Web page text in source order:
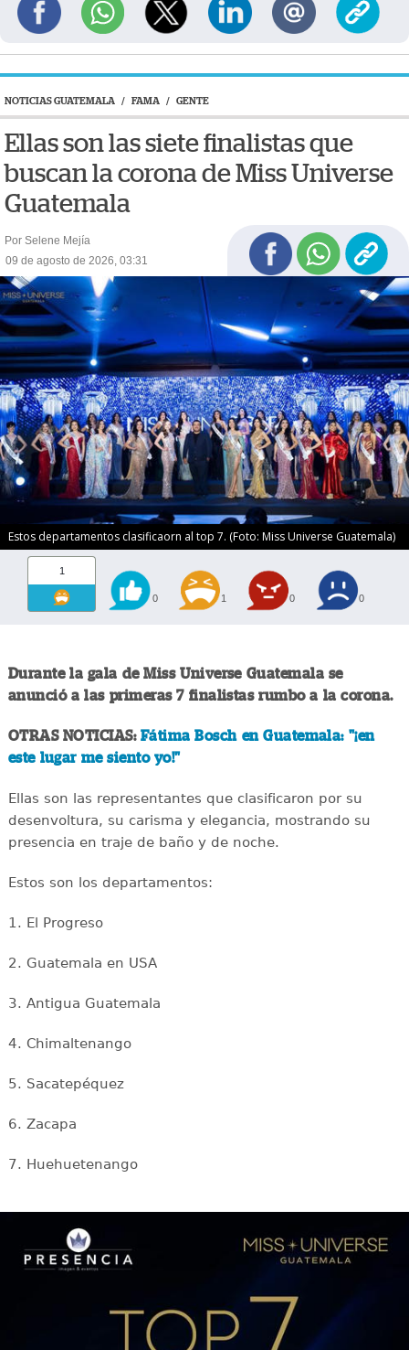
NOTICIAS GUATEMALA / FAMA / GENTE
Ellas son las siete finalistas que
buscan la corona de Miss Universe
Guatemala
Por Selene Mejía
09 de agosto de 2026, 03:31
Estos departamentos clasificaorn al top 7. (Foto: Miss Universe Guatemala)
1
0 1 0 0
Durante la gala de Miss Universe Guatemala se
anunció a las primeras 7 finalistas rumbo a la corona.
OTRAS NOTICIAS: Fátima Bosch en Guatemala: "¡en
este lugar me siento yo!"
Ellas son las representantes que clasificaron por su
desenvoltura, su carisma y elegancia, mostrando su
presencia en traje de baño y de noche.
Estos son los departamentos:
1. El Progreso
2. Guatemala en USA
3. Antigua Guatemala
4. Chimaltenango
5. Sacatepéquez
6. Zacapa
7. Huehuetenango